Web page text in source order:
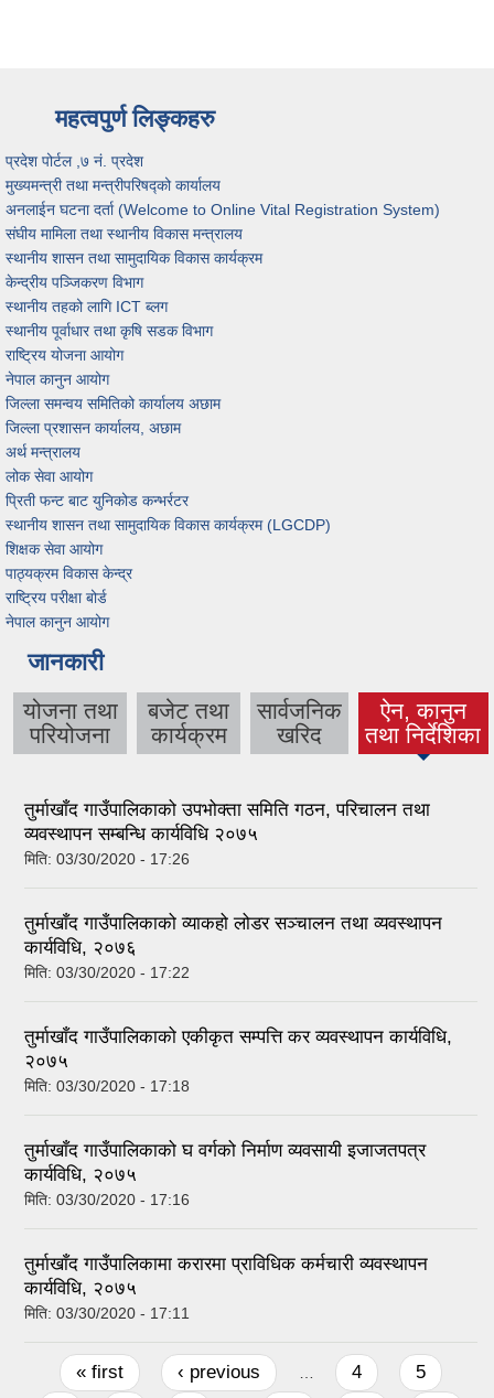
महत्वपुर्ण लिङ्कहरु
प्रदेश पोर्टल ,७ नं. प्रदेश
मुख्यमन्त्री तथा मन्त्रीपरिषद्को कार्यालय
अनलाईन घटना दर्ता (Welcome to Online Vital Registration System)
संघीय मामिला तथा स्थानीय विकास मन्त्रालय
स्थानीय शासन तथा सामुदायिक विकास कार्यक्रम
केन्द्रीय पञ्जिकरण विभाग
स्थानीय तहको लागि ICT ब्लग
स्थानीय पूर्वाधार तथा कृषि सडक विभाग
राष्ट्रिय योजना आयोग
नेपाल कानुन आयोग
जिल्ला समन्वय समितिको कार्यालय अछाम
जिल्ला प्रशासन कार्यालय, अछाम
अर्थ मन्त्रालय
लोक सेवा आयोग
प्रिती फन्ट बाट युनिकोड कन्भर्रटर
स्थानीय शासन तथा सामुदायिक विकास कार्यक्रम (LGCDP)
शिक्षक सेवा आयोग
पाठ्यक्रम विकास केन्द्र
राष्ट्रिय परीक्षा बोर्ड
नेपाल कानुन आयोग
जानकारी
योजना तथा
परियोजना
बजेट तथा
कार्यक्रम
सार्वजनिक
खरिद
ऐन, कानुन
तथा निर्देशिका
(active tab)
तुर्माखाँद गाउँपालिकाको उपभोक्ता समिति गठन, परिचालन तथा
व्यवस्थापन सम्बन्धि कार्यविधि २०७५
मिति: 03/30/2020 - 17:26
तुर्माखाँद गाउँपालिकाको व्याकहो लोडर सञ्चालन तथा व्यवस्थापन
कार्यविधि, २०७६
मिति: 03/30/2020 - 17:22
तुर्माखाँद गाउँपालिकाको एकीकृत सम्पत्ति कर व्यवस्थापन कार्यविधि,
२०७५
मिति: 03/30/2020 - 17:18
तुर्माखाँद गाउँपालिकाको घ वर्गको निर्माण व्यवसायी इजाजतपत्र
कार्यविधि, २०७५
मिति: 03/30/2020 - 17:16
तुर्माखाँद गाउँपालिकामा करारमा प्राविधिक कर्मचारी व्यवस्थापन
कार्यविधि, २०७५
मिति: 03/30/2020 - 17:11
Pages
« first ‹ previous … 4
5